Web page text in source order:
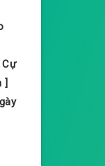
Cự
]